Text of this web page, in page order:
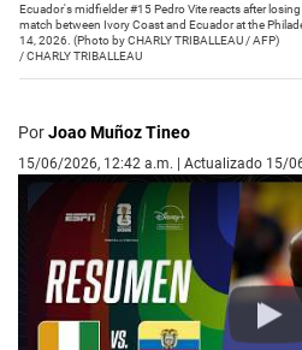
Ecuador's midfielder #15 Pedro Vite reacts after
match between Ivory Coast and Ecuador at the
14, 2026. (Photo by CHARLY TRIBALLEAU / AFP)
/CHARLY TRIBALLEAU
PorJoao Muñoz Tineo
15/06/2026, 12:42 a.m. | Actualizado 15/
Play